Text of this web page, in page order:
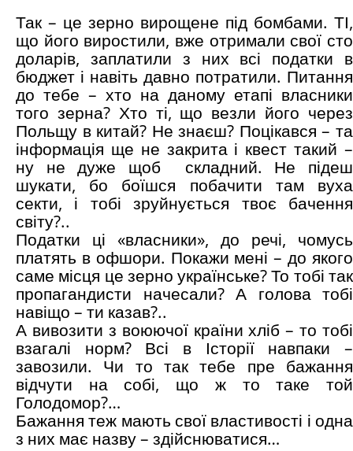
Так – це зерно вирощене під бомбами. ТІ,
що його виростили, вже отримали свої сто
доларів, заплатили з них всі податки в
бюджет і навіть давно потратили. Питання
до тебе – хто на даному етапі власники
того зерна? Хто ті, що везли його через
Польщу в китай? Не знаєш? Поцікався – та
інформація ще не закрита і квест такий –
ну не дуже щоб
складний. Не підеш
шукати, бо боїшся побачити там вуха
секти, і тобі зруйнується твоє бачення
світу?..
Податки ці «власники», до речі, чомусь
платять в офшори. Покажи мені – до якого
саме місця це зерно українське? То тобі так
пропагандисти начесали? А голова тобі
навіщо – ти казав?..
А вивозити з воюючої країни хліб – то тобі
взагалі норм? Всі в Історії навпаки –
завозили. Чи то так тебе пре бажання
відчути на собі, що ж то таке той
Голодомор?…
Бажання теж мають свої властивості і одна
з них має назву – здійснюватися…